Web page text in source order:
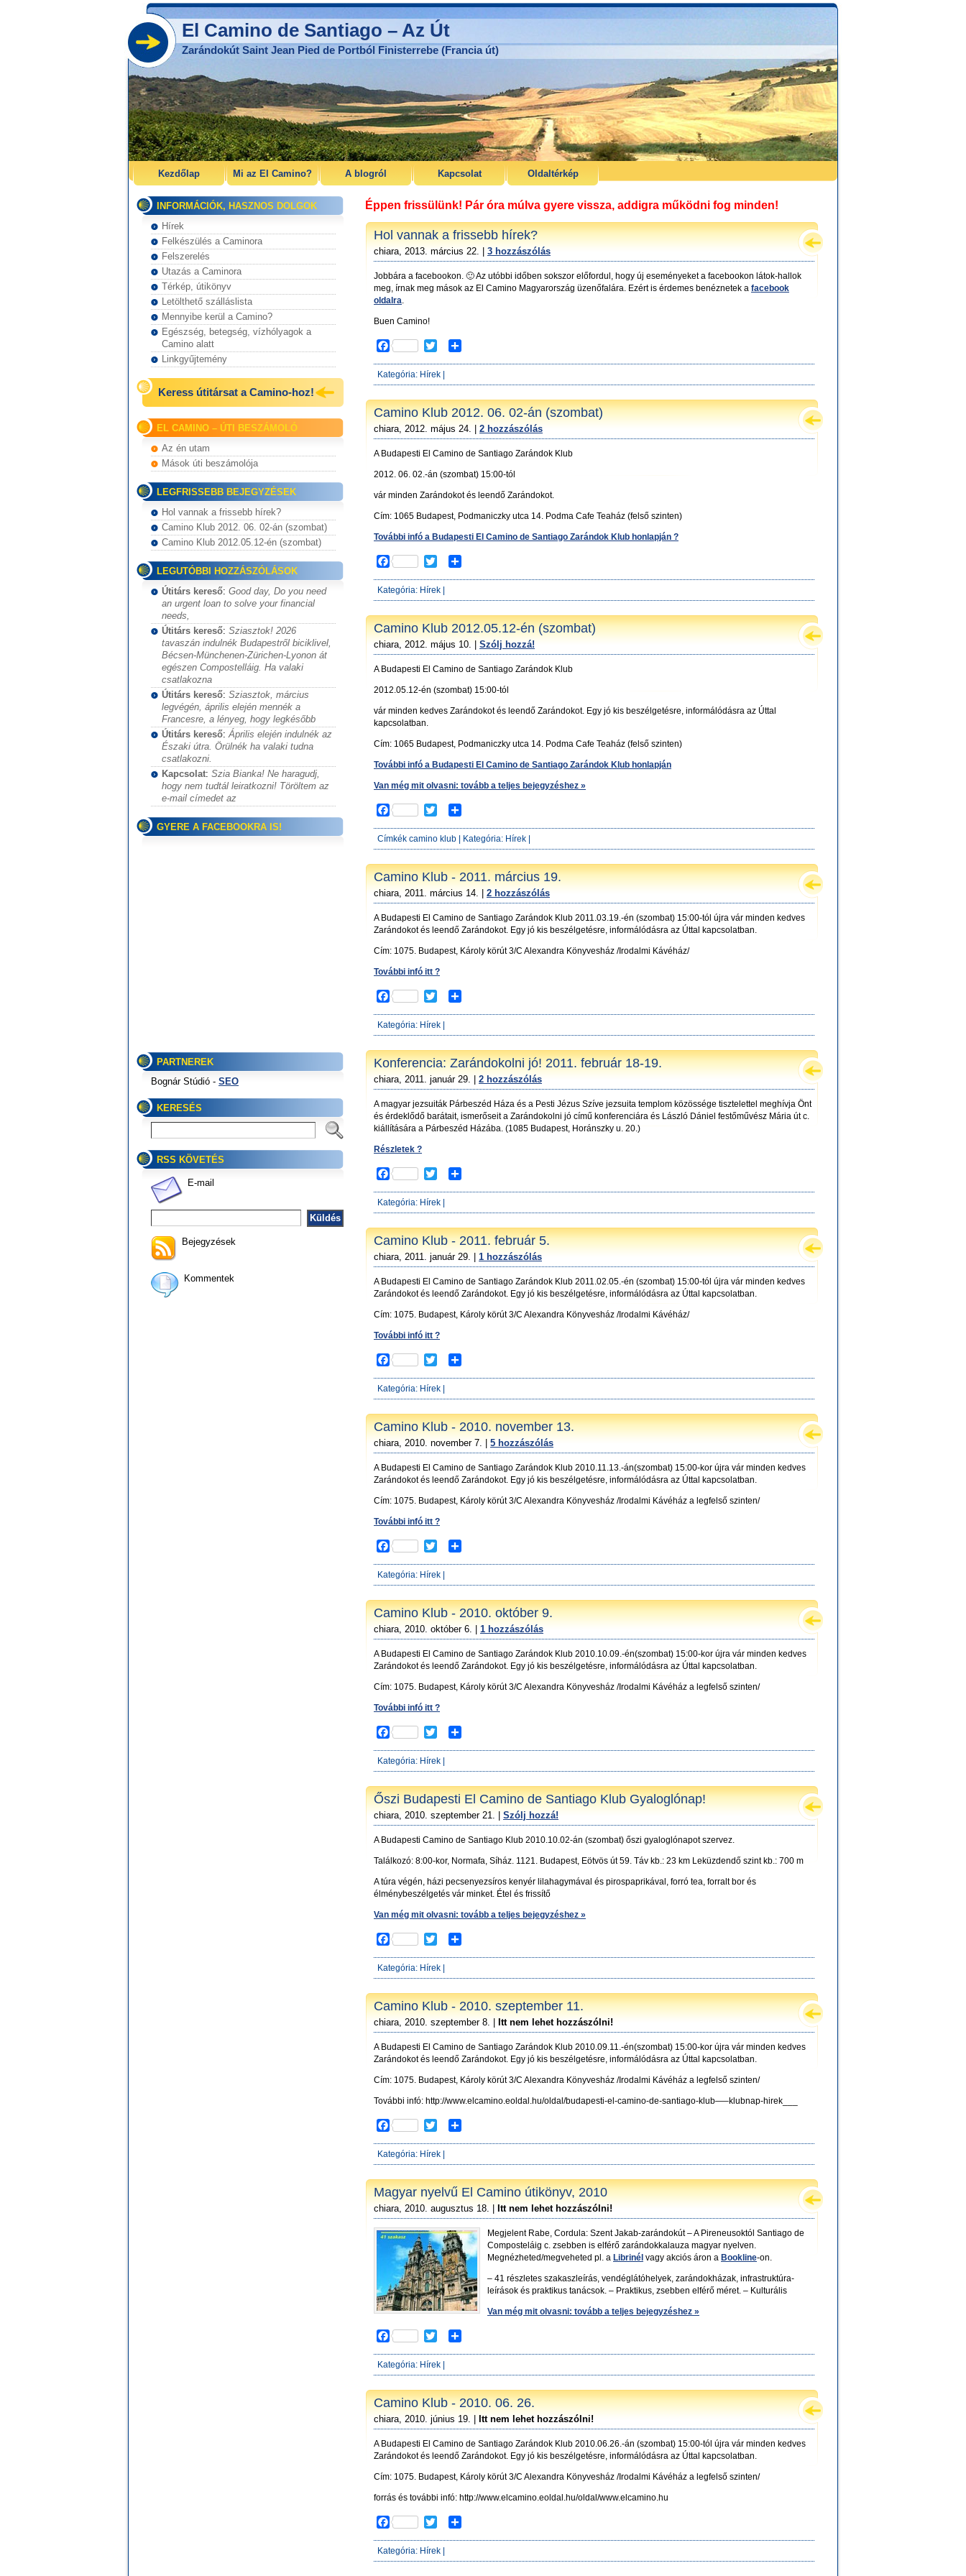
El Camino de Santiago – Az Út
Zarándokút Saint Jean Pied de Portból Finisterrebe (Francia út)
Kezdőlap Mi az El Camino? A blogról Kapcsolat Oldaltérkép
INFORMÁCIÓK, HASZNOS DOLGOK
Hírek
Felkészülés a Caminora
Felszerelés
Utazás a Caminora
Térkép, útikönyv
Letölthető szálláslista
Mennyibe kerül a Camino?
Egészség, betegség, vízhólyagok a
Camino alatt
Linkgyűjtemény
Keress útitársat a Camino-hoz!
EL CAMINO – ÚTI BESZÁMOLÓ
Az én utam
Mások úti beszámolója
LEGFRISSEBB BEJEGYZÉSEK
Hol vannak a frissebb hírek?
Camino Klub 2012. 06. 02-án (szombat)
Camino Klub 2012.05.12-én (szombat)
LEGUTÓBBI HOZZÁSZÓLÁSOK
Útitárs kereső: Good day, Do you need
an urgent loan to solve your financial
needs,
Útitárs kereső: Sziasztok! 2026
tavaszán indulnék Budapestről biciklivel,
Bécsen-Münchenen-Zürichen-Lyonon át
egészen Compostelláig. Ha valaki
csatlakozna
Útitárs kereső: Sziasztok, március
legvégén, április elején mennék a
Francesre, a lényeg, hogy legkésőbb
Útitárs kereső:Április elején indulnék az
Északi útra. Örülnék ha valaki tudna
csatlakozni.
Kapcsolat: Szia Bianka! Ne haragudj,
hogy nem tudtál leiratkozni! Töröltem az
e-mail címedet az
GYERE A FACEBOOKRA IS!
PARTNEREK
Bognár Stúdió - SEO
KERESÉS
RSS KÖVETÉS
E-mail
Bejegyzések
Kommentek
Éppen frissülünk! Pár óra múlva gyere vissza, addigra működni fog minden!
Hol vannak a frissebb hírek?
chiara, 2013. március 22. | 3 hozzászólás
Jobbára a facebookon. 🙂 Az utóbbi időben sokszor előfordul, hogy új eseményeket a facebookon látok-hallok
meg, írnak meg mások az El Camino Magyarország üzenőfalára. Ezért is érdemes benéznetek a facebook
oldalra.
Buen Camino!
F
c
e
b
o
o
k
i
t
t
e
r
r
e
Kategória: Hírek
Camino Klub 2012. 06. 02-án (szombat)
chiara, 2012. május 24. | 2 hozzászólás
A Budapesti El Camino de Santiago Zarándok Klub
2012. 06. 02.-án (szombat) 15:00-tól
vár minden Zarándokot és leendő Zarándokot.
Cím: 1065 Budapest, Podmaniczky utca 14. Podma Cafe Teaház (felső szinten)
További infó a Budapesti El Camino de Santiago Zarándok Klub honlapján ?
F
c
e
b
o
o
k
i
t
t
e
r
r
e
Kategória: Hírek
Camino Klub 2012.05.12-én (szombat)
chiara, 2012. május 10. | Szólj hozzá!
A Budapesti El Camino de Santiago Zarándok Klub
2012.05.12-én (szombat) 15:00-tól
vár minden kedves Zarándokot és leendő Zarándokot. Egy jó kis beszélgetésre, informálódásra az Úttal
kapcsolatban.
Cím: 1065 Budapest, Podmaniczky utca 14. Podma Cafe Teaház (felső szinten)
További infó a Budapesti El Camino de Santiago Zarándok Klub honlapján
Van még mit olvasni: tovább a teljes bejegyzéshez »
F
c
e
b
o
o
k
t
t
e
r
a
r
e
Címkék camino klub | Kategória: Hírek
Camino Klub - 2011. március 19.
chiara, 2011. március 14. | 2 hozzászólás
A Budapesti El Camino de Santiago Zarándok Klub 2011.03.19.-én (szombat) 15:00-tól újra vár minden kedves
Zarándokot és leendő Zarándokot. Egy jó kis beszélgetésre, informálódásra az Úttal kapcsolatban.
Cím: 1075. Budapest, Károly körút 3/C Alexandra Könyvesház /Irodalmi Kávéház/
További infó itt ?
F
c
e
b
o
o
k
i
t
t
e
r
r
e
Kategória: Hírek
Konferencia: Zarándokolni jó! 2011. február 18-19.
chiara, 2011. január 29. | 2 hozzászólás
A magyar jezsuiták Párbeszéd Háza és a Pesti Jézus Szíve jezsuita templom közössége tisztelettel meghívja Önt
és érdeklődő barátait, ismerőseit a Zarándokolni jó című konferenciára és László Dániel festőművész Mária út c.
kiállítására a Párbeszéd Házába. (1085 Budapest, Horánszky u. 20.)
Részletek ?
F
c
e
b
o
o
k
i
t
t
e
r
r
e
Kategória: Hírek
Camino Klub - 2011. február 5.
chiara, 2011. január 29. | 1 hozzászólás
A Budapesti El Camino de Santiago Zarándok Klub 2011.02.05.-én (szombat) 15:00-tól újra vár minden kedves
Zarándokot és leendő Zarándokot. Egy jó kis beszélgetésre, informálódásra az Úttal kapcsolatban.
Cím: 1075. Budapest, Károly körút 3/C Alexandra Könyvesház /Irodalmi Kávéház/
További infó itt ?
F
c
e
b
o
o
k
i
t
t
e
r
r
e
Kategória: Hírek
Camino Klub - 2010. november 13.
chiara, 2010. november 7. | 5 hozzászólás
A Budapesti El Camino de Santiago Zarándok Klub 2010.11.13.-án(szombat) 15:00-kor újra vár minden kedves
Zarándokot és leendő Zarándokot. Egy jó kis beszélgetésre, informálódásra az Úttal kapcsolatban.
Cím: 1075. Budapest, Károly körút 3/C Alexandra Könyvesház /Irodalmi Kávéház a legfelső szinten/
További infó itt ?
F
c
e
b
o
o
k
i
t
t
e
r
r
e
Kategória: Hírek
Camino Klub - 2010. október 9.
chiara, 2010. október 6. | 1 hozzászólás
A Budapesti El Camino de Santiago Zarándok Klub 2010.10.09.-én(szombat) 15:00-kor újra vár minden kedves
Zarándokot és leendő Zarándokot. Egy jó kis beszélgetésre, informálódásra az Úttal kapcsolatban.
Cím: 1075. Budapest, Károly körút 3/C Alexandra Könyvesház /Irodalmi Kávéház a legfelső szinten/
További infó itt ?
F
c
e
b
o
o
k
i
t
t
e
r
r
e
Kategória: Hírek
Őszi Budapesti El Camino de Santiago Klub Gyaloglónap!
chiara, 2010. szeptember 21. | Szólj hozzá!
A Budapesti Camino de Santiago Klub 2010.10.02-án (szombat) őszi gyaloglónapot szervez.
Találkozó: 8:00-kor, Normafa, Síház. 1121. Budapest, Eötvös út 59. Táv kb.: 23 km Leküzdendő szint kb.: 700 m
A túra végén, házi pecsenyezsíros kenyér lilahagymával és pirospaprikával, forró tea, forralt bor és
élménybeszélgetés vár minket. Étel és frissítő
Van még mit olvasni: tovább a teljes bejegyzéshez »
F
c
e
b
o
o
k
i
t
t
e
r
r
e
Kategória: Hírek
Camino Klub - 2010. szeptember 11.
chiara, 2010. szeptember 8. | Itt nem lehet hozzászólni!
A Budapesti El Camino de Santiago Zarándok Klub 2010.09.11.-én(szombat) 15:00-kor újra vár minden kedves
Zarándokot és leendő Zarándokot. Egy jó kis beszélgetésre, informálódásra az Úttal kapcsolatban.
Cím: 1075. Budapest, Károly körút 3/C Alexandra Könyvesház /Irodalmi Kávéház a legfelső szinten/
További infó: http://www.elcamino.eoldal.hu/oldal/budapesti-el-camino-de-santiago-klub—–klubnap-hirek___
F
c
e
b
o
o
k
i
t
t
e
r
r
e
Kategória: Hírek
Magyar nyelvű El Camino útikönyv, 2010
chiara, 2010. augusztus 18. | Itt nem lehet hozzászólni!
Megjelent Rabe, Cordula: Szent Jakab-zarándokút – A Pireneusoktól Santiago de
Composteláig c. zsebben is elférő zarándokkalauza magyar nyelven.
Megnézheted/megveheted pl. a Librinél vagy akciós áron a Bookline-on.
– 41 részletes szakaszleírás, vendéglátóhelyek, zarándokházak, infrastruktúra-
leírások és praktikus tanácsok. – Praktikus, zsebben elférő méret. – Kulturális
Van még mit olvasni: tovább a teljes bejegyzéshez »
F
c
e
b
o
o
k
i
t
t
e
r
r
e
Kategória: Hírek
Camino Klub - 2010. 06. 26.
chiara, 2010. június 19. | Itt nem lehet hozzászólni!
A Budapesti El Camino de Santiago Zarándok Klub 2010.06.26.-án (szombat) 15:00-tól újra vár minden kedves
Zarándokot és leendő Zarándokot. Egy jó kis beszélgetésre, informálódásra az Úttal kapcsolatban.
Cím: 1075. Budapest, Károly körút 3/C Alexandra Könyvesház /Irodalmi Kávéház a legfelső szinten/
forrás és további infó: http://www.elcamino.eoldal.hu/oldal/www.elcamino.hu
F
c
e
i
t
r
Kategória: Hírek